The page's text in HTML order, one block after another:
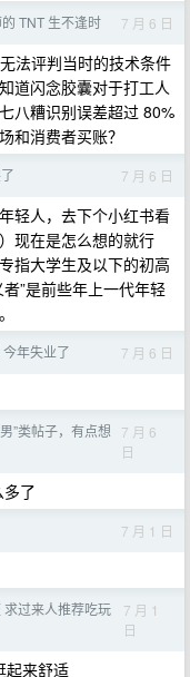
TNT 生不逢时 7 月 6 日
法评判当时的技术条件
道闪念胶囊对于打工人
八糟识别误差超过 80%
和消费者买账？
7 月 6 日
轻人，去下个小红书看
现在是怎么想的就行
指大学生及以下的初高
”是前些年上一代年轻
年失业了 7 月 6 日
”类帖子，有点想
7 月 6
日
了
7 月 1 日
过来人推荐吃玩
7 月 1
日
起来舒适